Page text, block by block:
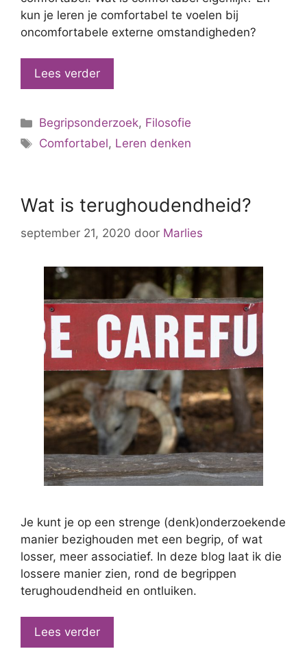
kun je leren je comfortabel te voelen bij
oncomfortabele externe omstandigheden?
Lees verder
Categorieën
Begripsonderzoek, Filosofie
Tags
Comfortabel, Leren denken
Wat is terughoudendheid?
september 21, 2020 door Marlies
Je kunt je op een strenge (denk)onderzoekende
manier bezighouden met een begrip, of wat
losser, meer associatief. In deze blog laat ik die
lossere manier zien, rond de begrippen
terughoudendheid en ontluiken.
Lees verder